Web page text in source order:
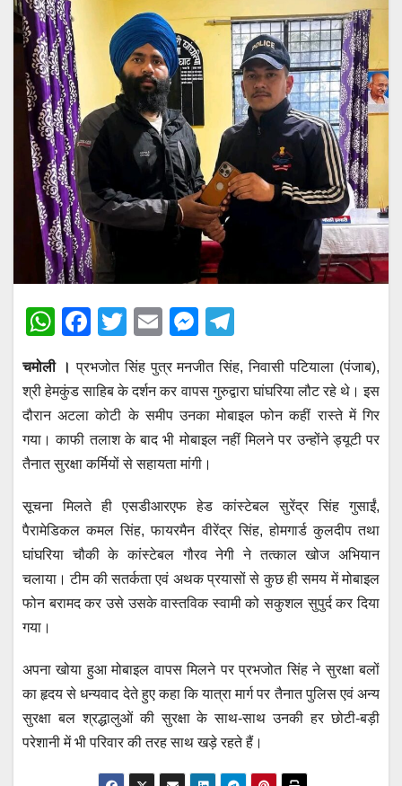
W
at
s
A
p
p
F
a
c
e
b
o
o
k
T
wi
tt
er
E
ail
M
e
ss
e
n
g
er
el
e
gr
a
चमोली । प्रभजोत सिंह पुत्र मनजीत सिंह, निवासी पटियाला (पंजाब),
श्री हेमकुंड साहिब के दर्शन कर वापस गुरुद्वारा घांघरिया लौट रहे थे। इस
दौरान अटला कोटी के समीप उनका मोबाइल फोन कहीं रास्ते में गिर
गया। काफी तलाश के बाद भी मोबाइल नहीं मिलने पर उन्होंने ड्यूटी पर
तैनात सुरक्षा कर्मियों से सहायता मांगी।
सूचना मिलते ही एसडीआरएफ हेड कांस्टेबल सुरेंद्र सिंह गुसाईं,
पैरामेडिकल कमल सिंह, फायरमैन वीरेंद्र सिंह, होमगार्ड कुलदीप तथा
घांघरिया चौकी के कांस्टेबल गौरव नेगी ने तत्काल खोज अभियान
चलाया। टीम की सतर्कता एवं अथक प्रयासों से कुछ ही समय में मोबाइल
फोन बरामद कर उसे उसके वास्तविक स्वामी को सकुशल सुपुर्द कर दिया
गया।
अपना खोया हुआ मोबाइल वापस मिलने पर प्रभजोत सिंह ने सुरक्षा बलों
का हृदय से धन्यवाद देते हुए कहा कि यात्रा मार्ग पर तैनात पुलिस एवं अन्य
सुरक्षा बल श्रद्धालुओं की सुरक्षा के साथ-साथ उनकी हर छोटी-बड़ी
परेशानी में भी परिवार की तरह साथ खड़े रहते हैं।